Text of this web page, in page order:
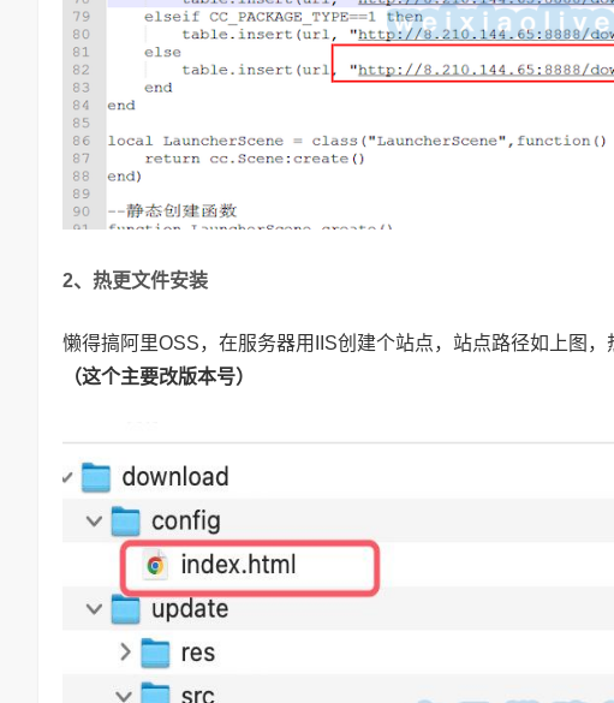
2、热更文件安装
懒得搞阿里OSS，在服务器用IIS创建个站点，站点路径如上图，
（这个主要改版本号）